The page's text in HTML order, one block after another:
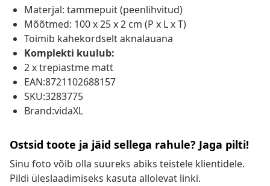
Materjal: tammepuit (peenlihvitud)
Mõõtmed: 100 x 25 x 2 cm (P x L x T)
Toimib kahekordselt aknalauana
Komplekti kuulub:
2 x trepiastme matt
EAN:8721102688157
SKU:3283775
Brand:vidaXL
Ostsid toote ja jäid sellega rahule? Jaga pilti!
Sinu foto võib olla suureks abiks teistele klientidele.
Pildi üleslaadimiseks kasuta allolevat linki.